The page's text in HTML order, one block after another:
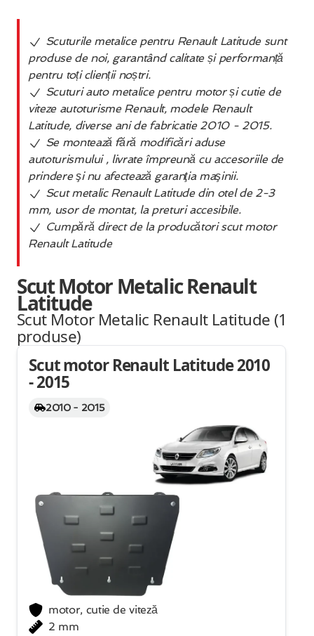
Scuturile metalice pentru Renault Latitude sunt
produse de noi, garantând calitate și performanță
pentru toți clienții noștri.
Scuturi auto metalice pentru motor și cutie de
viteze autoturisme Renault, modele Renault
Latitude, diverse ani de fabricatie 2010 - 2015.
Se montează fără modificări aduse
autoturismului , livrate împreună cu accesoriile de
prindere şi nu afectează garanţia maşinii.
Scut metalic Renault Latitude din otel de 2-3
mm, usor de montat, la preturi accesibile.
Cumpără direct de la producători scut motor
Renault Latitude
Scut Motor Metalic Renault
Latitude
Scut Motor Metalic Renault Latitude (1
produse)
Scut motor Renault Latitude 2010
- 2015
2010 - 2015
motor, cutie de viteză
2 mm